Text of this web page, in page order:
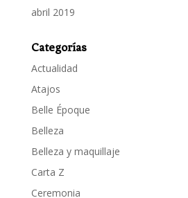
abril 2019
Categorías
Actualidad
Atajos
Belle Époque
Belleza
Belleza y maquillaje
Carta Z
Ceremonia